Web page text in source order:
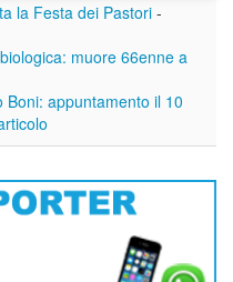
la Festa dei Pastori -
muore 66enne a
Boni: appuntamento il 10